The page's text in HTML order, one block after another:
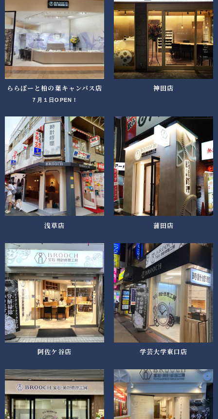
ららぽーと柏の葉キャンパス店
７月１日OPEN！
神田店
浅草店 蒲田店
阿佐ケ谷店 学芸大学東口店